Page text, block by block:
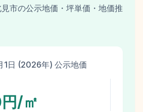
市の公示地価 ・坪単価・地価推
1日 (2026年) 公示地価
/㎡